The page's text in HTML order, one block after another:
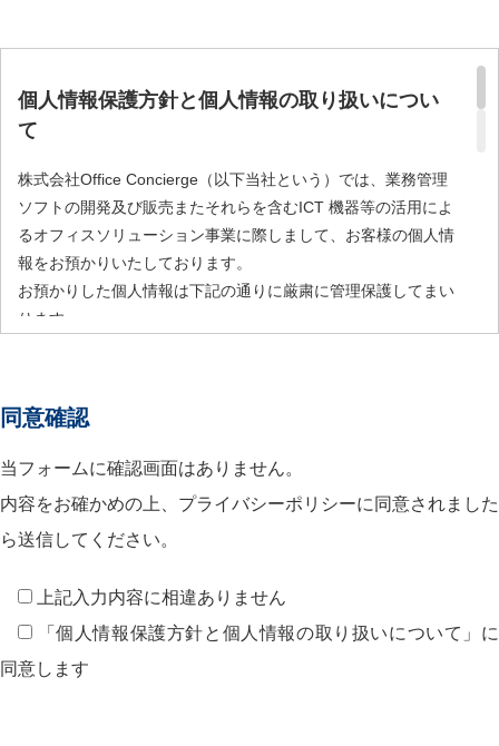
個人情報保護方針と個人情報の取り扱いについ
て
株式会社Office Concierge（以下当社という）では、業務管理
ソフトの開発及び販売またそれらを含むICT 機器等の活用によ
るオフィスソリューション事業に際しまして、お客様の個人情
報をお預かりいたしております。
お預かりした個人情報は下記の通りに厳粛に管理保護してまい
ります。
用目的について）
バレーナ のお問い合わせに関するご回答のため
オフィス機器販売の発送業務の為
バレーナ ホスティングサービスの為
バレーナ 製品及び類似サービスの各種ご案内
（第三者への提供について）
同意確認
当フォームに確認画面はありません。
内容をお確かめの上、プライバシーポリシーに同意されました
ら送信してください。
上記入力内容に相違ありません
「個人情報保護方針と個人情報の取り扱いについて」に
同意します